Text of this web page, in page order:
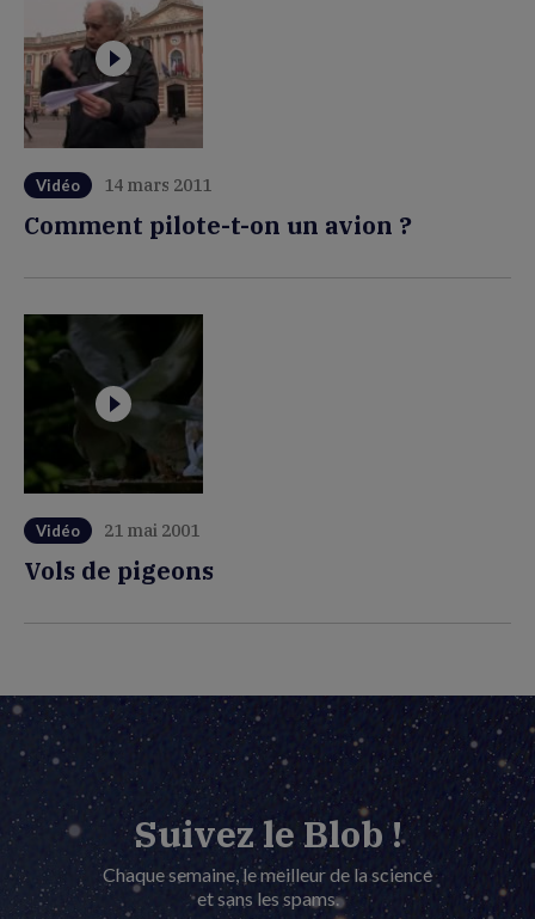
Vidéo 14 mars 2011
Comment pilote-t-on un avion ?
Vidéo 21 mai 2001
Vols de pigeons
Suivez le Blob !
Chaque semaine, le meilleur de la science
et sans les spams.